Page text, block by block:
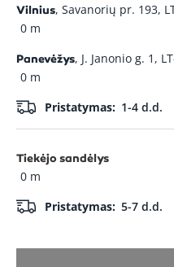
Vilnius, Savanorių pr. 193,
0 m
Panevėžys, J. Janonio g. 1,
0 m
Pristatymas: 1-4 d.d.
Tiekėjo sandėlys
0 m
Pristatymas: 5-7 d.d.